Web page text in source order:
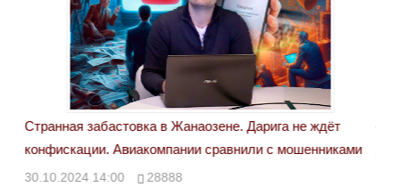
Странная забастовка в Жанаозене. Дарига не ждёт
конфискации. Авиакомпании сравнили с мошенниками
30.10.2024 14:00 28888